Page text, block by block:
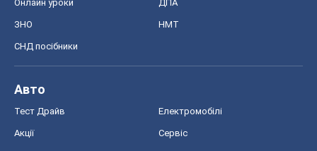
Онлайн уроки ДПА
ЗНО НМТ
СНД посібники
Авто
Тест Драйв Електромобілі
Акції Сервіс